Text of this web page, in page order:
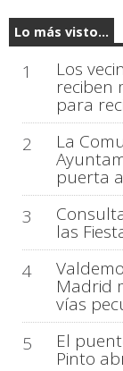
Lo más visto...
1 Los
reciben
para
2
La
puerta
3
las
4
Madrid
vías
5
El
Pinto